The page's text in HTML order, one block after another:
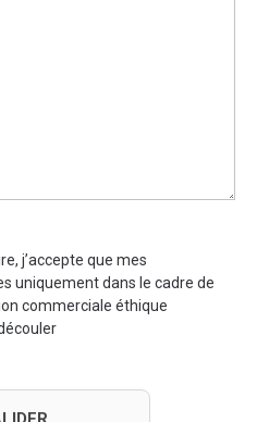
j’accepte que mes
uniquement dans le cadre de
commerciale éthique